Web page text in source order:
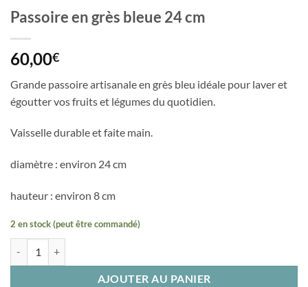
Passoire en grès bleue 24 cm
60,00€
Grande passoire artisanale en grès bleu idéale pour laver et
égoutter vos fruits et légumes du quotidien.
Vaisselle durable et faite main.
diamètre : environ 24 cm
hauteur : environ 8 cm
2 en stock (peut être commandé)
AJOUTER AU PANIER